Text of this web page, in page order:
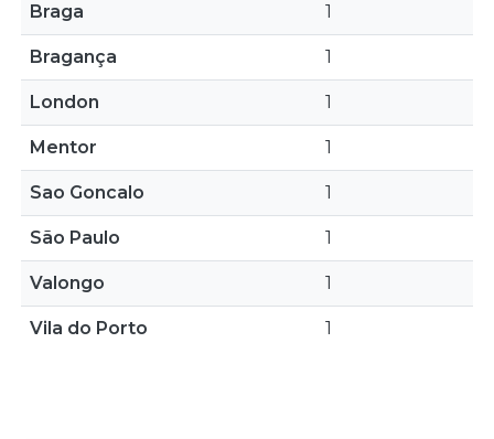
Braga 1
Bragança 1
London 1
Mentor 1
Sao Goncalo 1
São Paulo 1
Valongo 1
Vila do Porto 1